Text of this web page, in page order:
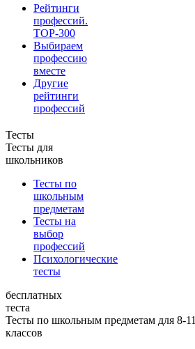
Рейтинги
профессий.
TOP-300
Выбираем
профессию
вместе
Другие
рейтинги
профессий
Тесты
Тесты для
школьников
Тесты по
школьным
предметам
Тесты на
выбор
профессий
Психологические
тесты
бесплатных
теста
Тесты по школьным предметам для 8-11
классов